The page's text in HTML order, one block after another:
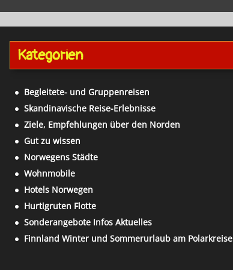
Kategorien
Begleitete- und Gruppenreisen
Skandinavische Reise-Erlebnisse
Ziele, Empfehlungen über den Norden
Gut zu wissen
Norwegens Städte
Wohnmobile
Hotels Norwegen
Hurtigruten Flotte
Sonderangebote Infos Aktuelles
Finnland Winter und Sommerurlaub am Polarkreise